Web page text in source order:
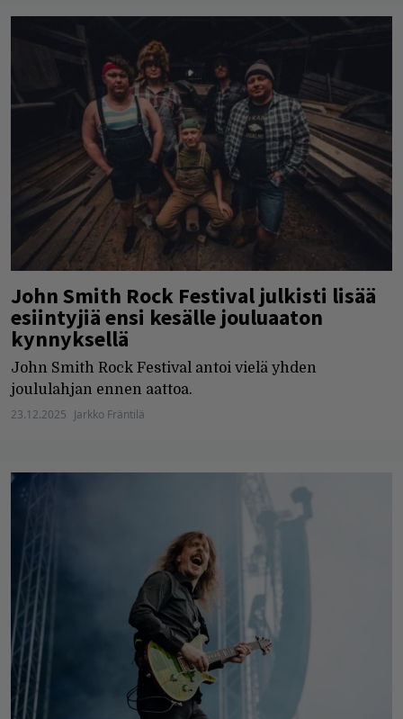
John Smith Rock Festival julkisti lisää
esiintyjiä ensi kesälle jouluaaton
kynnyksellä
John Smith Rock Festival antoi vielä yhden
joululahjan ennen aattoa.
23.12.2025 Jarkko Fräntilä